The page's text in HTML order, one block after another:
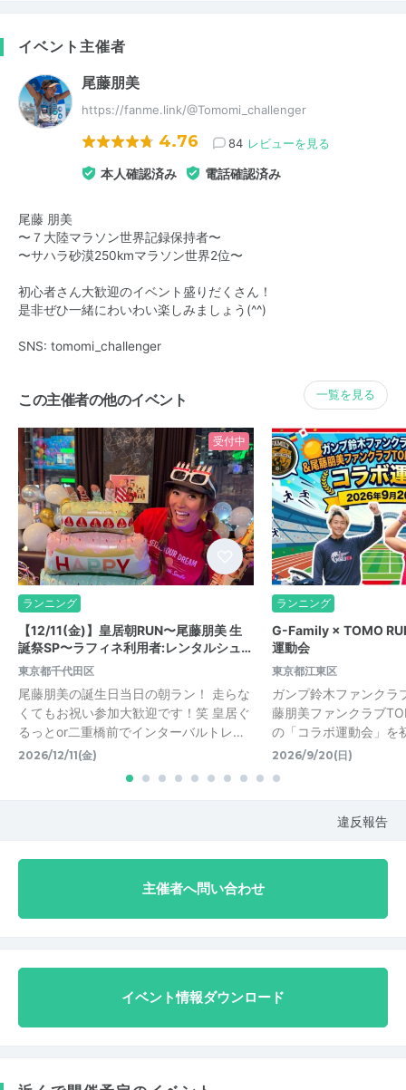
イベント主催者
尾藤朋美
https://fanme.link/@Tomomi_challenger
4.76 84 レビューを見る
本人確認済み 電話確認済み
尾藤 朋美
〜７大陸マラソン世界記録保持者〜
〜サハラ砂漠250kmマラソン世界2位〜
初心者さん大歓迎のイベント盛りだくさん！
是非ぜひ一緒にわいわい楽しみましょう(^^)
SNS: tomomi_challenger
この主催者の他のイベント 一覧を見る
受付中
ランニング
【12/11(金)】皇居朝RUN〜尾藤朋美 生
誕祭SP〜ラフィネ利用者:レンタルシュ…
東京都千代田区
尾藤朋美の誕生日当日の朝ラン！ 走らな
くてもお祝い参加大歓迎です！笑 皇居ぐ
るっとor二重橋前でインターバルトレ…
2026/12/11(金)
ランニング
G-Family × TOMO
運動会
東京都江東区
ガンプ鈴木ファンクラ
藤朋美ファンクラブ
の「コラボ運動会」を
2026/9/20(日)
違反報告
主催者へ問い合わせ
イベント情報ダウンロード